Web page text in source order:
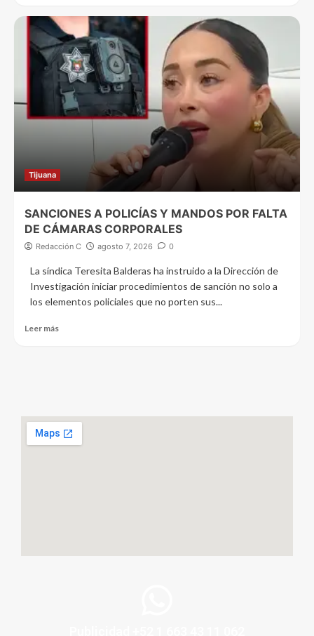
Tijuana
SANCIONES A POLICÍAS Y MANDOS POR FALTA
DE CÁMARAS CORPORALES
Redacción C agosto 7, 2026 0
La síndica Teresita Balderas ha instruido a la Dirección de
Investigación iniciar procedimientos de sanción no solo a
los elementos policiales que no porten sus...
Leer más